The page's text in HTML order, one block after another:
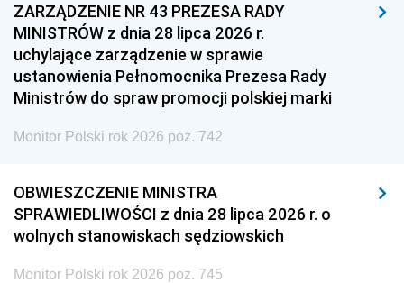
ZARZĄDZENIE NR 43 PREZESA RADY
MINISTRÓW z dnia 28 lipca 2026 r.
uchylające zarządzenie w sprawie
ustanowienia Pełnomocnika Prezesa Rady
Ministrów do spraw promocji polskiej marki
Monitor Polski rok 2026 poz. 742
OBWIESZCZENIE MINISTRA
SPRAWIEDLIWOŚCI z dnia 28 lipca 2026 r. o
wolnych stanowiskach sędziowskich
Monitor Polski rok 2026 poz. 745